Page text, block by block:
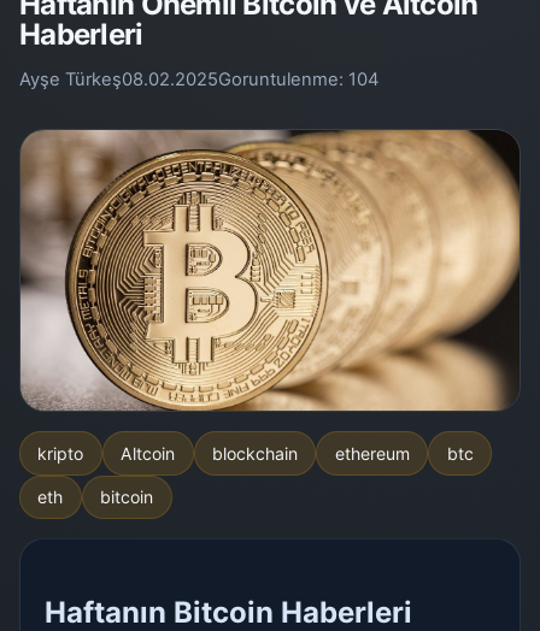
Haberleri
Ayşe Türkeş08.02.2025Goruntulenme: 104
kripto Altcoin blockchain ethereum btc
eth bitcoin
Haftanın Bitcoin Haberleri